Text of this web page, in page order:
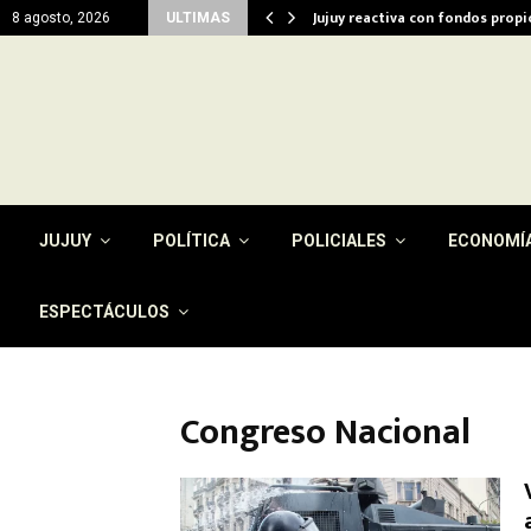
8 agosto, 2026 ULTIMAS Jujuy reactiva con fondos
JUJUY POLÍTICA POLICIALES
ESPECTÁCULOS
Congreso Nacional